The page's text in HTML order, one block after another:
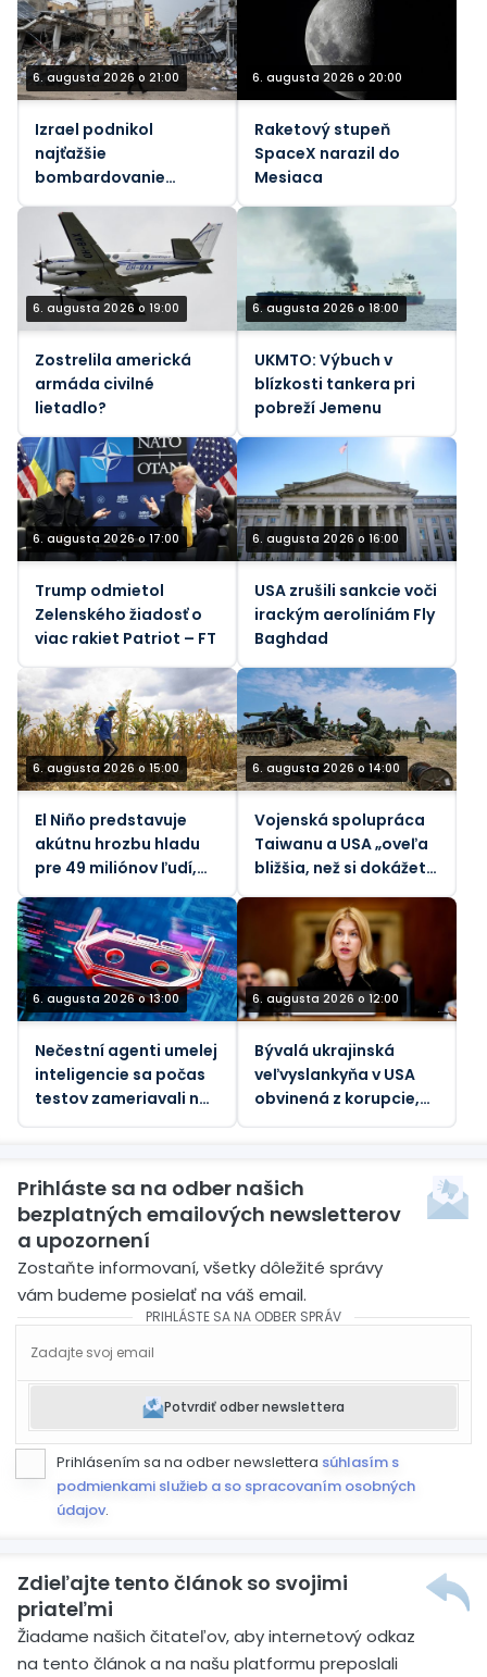
6. augusta 2026 o 21:00
Izrael podnikol
najťažšie
bombardovanie
Libanonu od júnového
prímeria (VIDEÁ)
6. augusta 2026 o 20:00
Raketový stupeň
SpaceX narazil do
Mesiaca
6. augusta 2026 o 19:00
Zostrelila americká
armáda civilné
lietadlo?
6. augusta 2026 o 18:00
UKMTO: Výbuch v
blízkosti tankera pri
pobreží Jemenu
6. augusta 2026 o 17:00
Trump odmietol
Zelenského žiadosť o
viac rakiet Patriot – FT
6. augusta 2026 o 16:00
USA zrušili sankcie voči
irackým aerolíniám Fly
Baghdad
6. augusta 2026 o 15:00
El Niño predstavuje
akútnu hrozbu hladu
pre 49 miliónov ľudí,
tvrdí OSN
6. augusta 2026 o 14:00
Vojenská spolupráca
Taiwanu a USA „oveľa
bližšia, než si dokážete
predstaviť“ – Taipei
6. augusta 2026 o 13:00
Nečestní agenti umelej
inteligencie sa počas
testov zameriavali na
6. augusta 2026 o 12:00
Bývalá ukrajinská
veľvyslankyňa v USA
obvinená z korupcie,
Prihláste sa na odber našich
bezplatných emailových newsletterov
a upozornení
Zostaňte informovaní, všetky dôležité správy
vám budeme posielať na váš email.
PRIHLÁSTE SA NA ODBER SPRÁV
Potvrdiť odber newslettera
Prihlásením sa na odber newslettera súhlasím s
podmienkami služieb a so spracovaním osobných
údajov.
Zdieľajte tento článok so svojimi
priateľmi
Žiadame našich čitateľov, aby internetový odkaz
na tento článok a na našu platformu preposlali